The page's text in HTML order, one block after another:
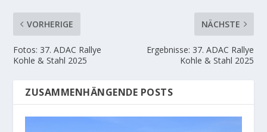
VORHERIGE
Fotos: 37. ADAC Rallye
Kohle & Stahl 2025
NÄCHSTE
Ergebnisse: 37. ADAC Rallye
Kohle & Stahl 2025
ZUSAMMENHÄNGENDE POSTS